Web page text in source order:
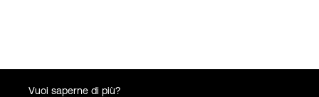
Vuoi saperne di più?